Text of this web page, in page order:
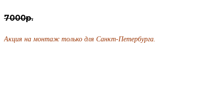
7000р.
Акция на монтаж только для Санкт-Петербурга.